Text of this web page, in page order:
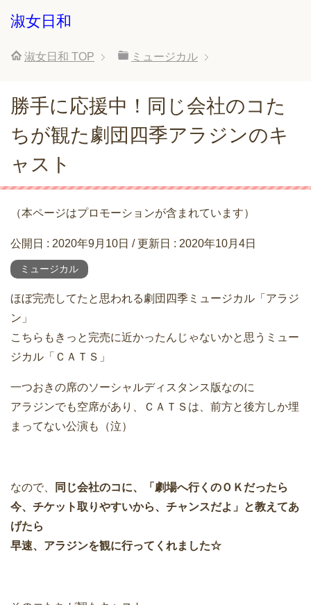
淑女日和
淑女日和 TOP ミュージカル
勝手に応援中！同じ会社のコた
ちが観た劇団四季アラジンのキ
ャスト
（本ページはプロモーションが含まれています）
公開日 : 2020年9月10日 / 更新日 : 2020年10月4日
ミュージカル
ほぼ完売してたと思われる劇団四季ミュージカル「アラジ
ン」
こちらもきっと完売に近かったんじゃないかと思うミュー
ジカル「ＣＡＴＳ」
一つおきの席のソーシャルディスタンス版なのに
アラジンでも空席があり、ＣＡＴＳは、前方と後方しか埋
まってない公演も（泣）
なので、
同じ会社のコに、「劇場へ行くのＯＫだったら
今、チケット取りやすいから、チャンスだよ」と教えてあ
げたら
早速、アラジンを観に行ってくれました☆